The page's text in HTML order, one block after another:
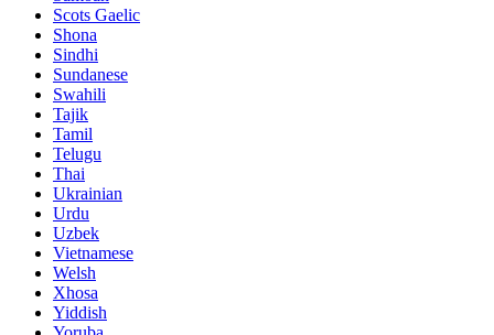
Scots Gaelic
Shona
Sindhi
Sundanese
Swahili
Tajik
Tamil
Telugu
Thai
Ukrainian
Urdu
Uzbek
Vietnamese
Welsh
Xhosa
Yiddish